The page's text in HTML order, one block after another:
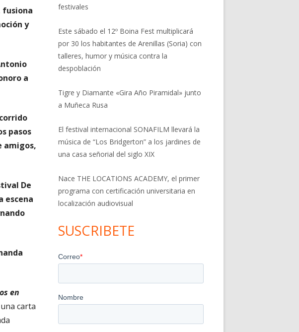
fusiona
y
a
pasos
amigos,
De
escena
en
carta
festivales
Este sábado el 12º Boina Fest multiplicará
por 30 los habitantes de Arenillas (Soria) con
talleres, humor y música contra la
despoblación
Tigre y Diamante «Gira Año Piramidal» junto
a Muñeca Rusa
El festival internacional SONAFILM llevará la
música de “Los Bridgerton” a los jardines de
una casa señorial del siglo XIX
Nace THE LOCATIONS ACADEMY, el primer
programa con certificación universitaria en
localización audiovisual
SUSCRIBETE